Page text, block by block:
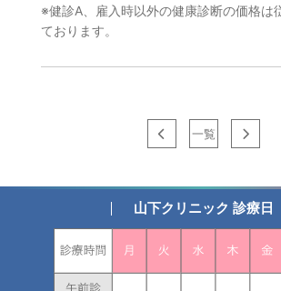
※健診A、雇入時以外の健康診断の価格は
ております。
一覧
山下クリニック 診療日